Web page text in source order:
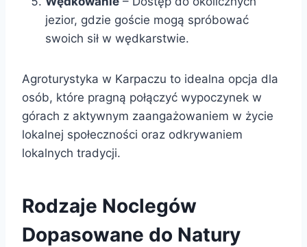
jezior, gdzie goście mogą spróbować
swoich sił w wędkarstwie.
Agroturystyka w Karpaczu to idealna opcja dla
osób, które pragną połączyć wypoczynek w
górach z aktywnym zaangażowaniem w życie
lokalnej społeczności oraz odkrywaniem
lokalnych tradycji.
Rodzaje Noclegów
Dopasowane do Natury